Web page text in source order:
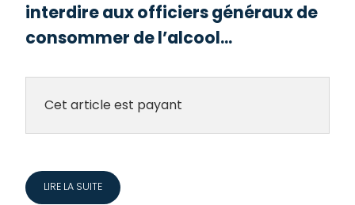
interdire aux officiers généraux de
consommer de l’alcool...
Cet article est payant
LIRE LA SUITE